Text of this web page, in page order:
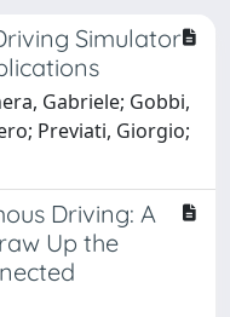
Simulator
Gabriele; Gobbi,
Previati, Giorgio;
Driving: A
Up the